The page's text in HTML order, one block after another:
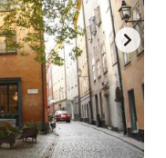
to
get
the
keyboard
shortcuts
for